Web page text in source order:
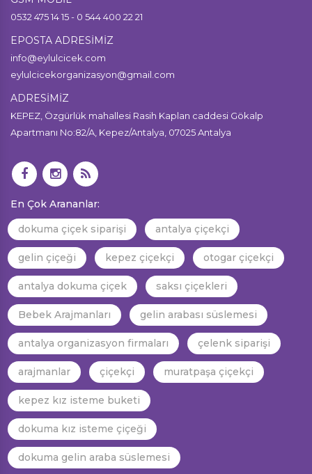
0532 475 14 15 - 0 544 400 22 21
EPOSTA ADRESİMİZ
info@eylulcicek.com
eylulcicekorganizasyon@gmail.com
ADRESİMİZ
KEPEZ, Özgürlük mahallesi Rasih Kaplan caddesi Gökalp
Apartmanı No:82/A, Kepez/Antalya, 07025 Antalya
En Çok Arananlar:
dokuma çiçek siparişi
antalya çiçekçi
gelin çiçeği kepez çiçekçi otogar çiçekçi
antalya dokuma çiçek saksı çiçekleri
Bebek Arajmanları gelin arabası süslemesi
antalya organizasyon firmaları çelenk siparişi
arajmanlar çiçekçi muratpaşa çiçekçi
kepez kız isteme buketi
dokuma kız isteme çiçeği
dokuma gelin araba süslemesi